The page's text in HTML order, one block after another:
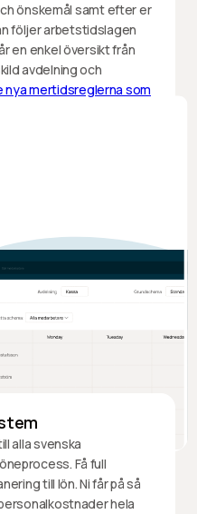
önskemål samt efter er
följer arbetstidslagen
en enkel översikt från
avdelning och
nya mertidsreglerna som
alla svenska
Få full
till lön. Ni får på så
hela